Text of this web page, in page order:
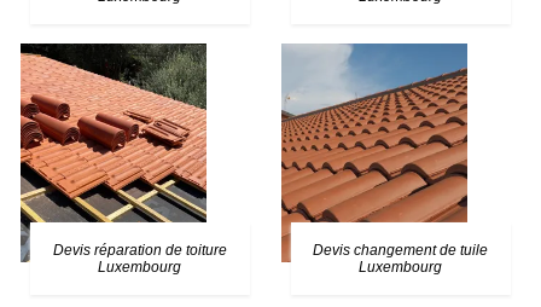
Devis réparation de toiture
Luxembourg
Devis changement de tuile
Luxembourg